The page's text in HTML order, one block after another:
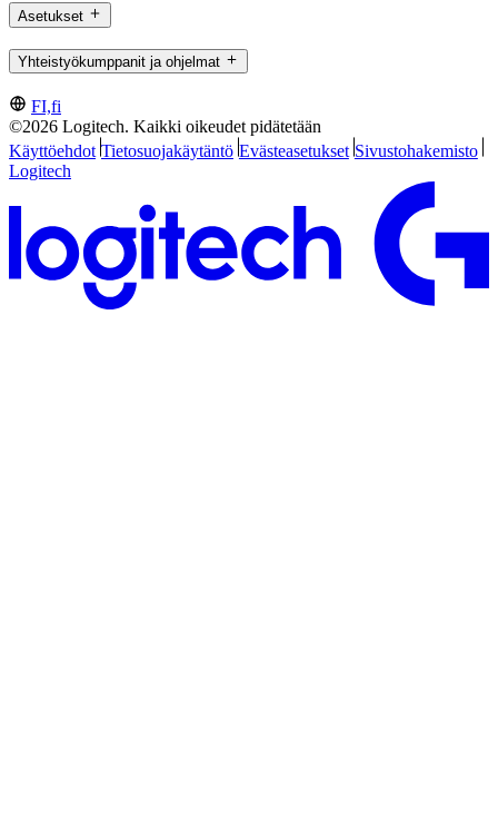
Asetukset
Yhteistyökumppanit ja ohjelmat
FI,fi
©2026 Logitech. Kaikki oikeudet pidätetään
Käyttöehdot Tietosuojakäytäntö Evästeasetukset Sivustohakemisto
Logitech